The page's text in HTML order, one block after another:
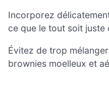
Incorporez
ce que le tout soit juste
Évitez de trop
brownies moelleux et